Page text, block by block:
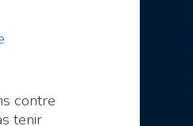
contre
tenir